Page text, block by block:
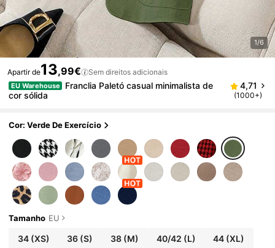
1/6
Apartir de13,99€ Sem direitos adicionais
EU Warehouse
Franclia Paletó casual minimalista de
cor sólida
4,71
(1000+)
Cor: Verde De Exercício
Tamanho EU
34(XS) 36 (S) 38(M) 40/42 (L) 44 (XL)